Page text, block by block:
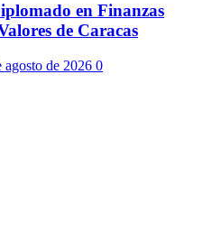
en Finanzas
de Caracas
agosto de 2026 0